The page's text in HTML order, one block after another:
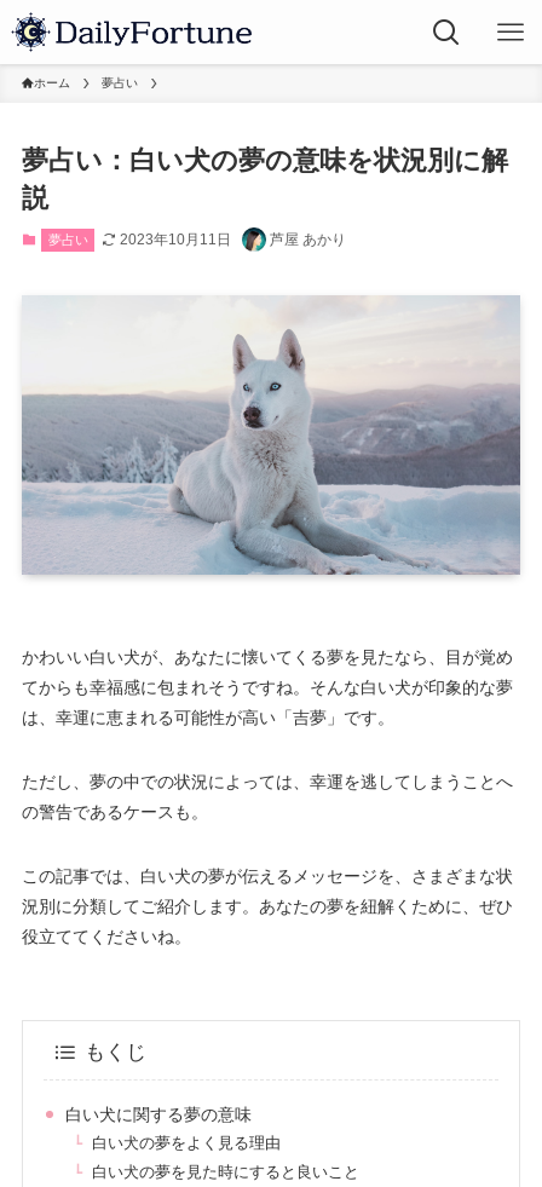
ホーム 夢占い
夢占い：白い犬の夢の意味を状況別に解
説
夢占い 2023年10月11日 芦屋 あかり
かわいい白い犬が、あなたに懐いてくる夢を見たなら、目が覚め
てからも幸福感に包まれそうですね。そんな白い犬が印象的な夢
は、幸運に恵まれる可能性が高い「吉夢」です。
ただし、夢の中での状況によっては、幸運を逃してしまうことへ
の警告であるケースも。
この記事では、白い犬の夢が伝えるメッセージを、さまざまな状
況別に分類してご紹介します。あなたの夢を紐解くために、ぜひ
役立ててくださいね。
もくじ
白い犬に関する夢の意味
白い犬の夢をよく見る理由
白い犬の夢を見た時にすると良いこと